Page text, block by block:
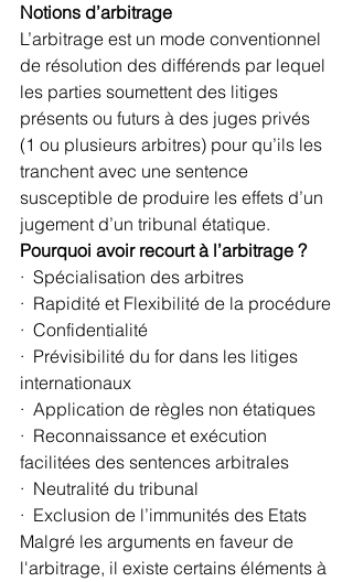
Notions d’arbitrage
L’arbitrage est un mode conventionnel
de résolution des différends par lequel
les parties soumettent des litiges
présents ou futurs à des juges privés
(1 ou plusieurs arbitres) pour qu’ils les
tranchent avec une sentence
susceptible de produire les effets d’un
jugement d’un tribunal étatique.
Pourquoi avoir recourt à l’arbitrage ?
·  Spécialisation des arbitres
·  Rapidité et Flexibilité de la procédure
·  Confidentialité
·  Prévisibilité du for dans les litiges
internationaux
·  Application de règles non étatiques
·  Reconnaissance et exécution
facilitées des sentences arbitrales
·  Neutralité du tribunal
·  Exclusion de l’immunités des Etats
Malgré les arguments en faveur de
l'arbitrage, il existe certains éléments à